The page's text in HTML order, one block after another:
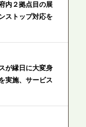
内２拠点目の展
ストップ対応を
が縁日に大変身
実施、サービス